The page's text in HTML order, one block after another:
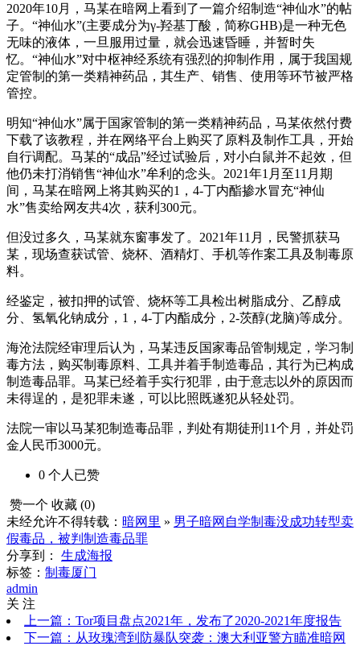
2020年10月，马某在暗网上看到了一篇介绍制造“神仙水”的帖
子。“神仙水”(主要成分为γ-羟基丁酸，简称GHB)是一种无色
无味的液体，一旦服用过量，就会迅速昏睡，并暂时失
忆。“神仙水”对中枢神经系统有强烈的抑制作用，属于我国规
定管制的第一类精神药品，其生产、销售、使用等环节被严格
管控。
明知“神仙水”属于国家管制的第一类精神药品，马某依然付费
下载了该教程，并在网络平台上购买了原料及制作工具，开始
自行调配。马某的“成品”经过试验后，对小白鼠并不起效，但
他仍未打消销售“神仙水”牟利的念头。2021年1月至11月期
间，马某在暗网上将其购买的1，4-丁内酯掺水冒充“神仙
水”售卖给网友共4次，获利300元。
但没过多久，马某就东窗事发了。2021年11月，民警抓获马
某，现场查获试管、烧杯、酒精灯、手机等作案工具及制毒原
料。
经鉴定，被扣押的试管、烧杯等工具检出树脂成分、乙醇成
分、氢氧化钠成分，1，4-丁内酯成分，2-茨醇(龙脑)等成分。
海沧法院经审理后认为，马某违反国家毒品管制规定，学习制
毒方法，购买制毒原料、工具并着手制造毒品，其行为已构成
制造毒品罪。马某已经着手实行犯罪，由于意志以外的原因而
未得逞的，是犯罪未遂，可以比照既遂犯从轻处罚。
法院一审以马某犯制造毒品罪，判处有期徒刑11个月，并处罚
金人民币3000元。
0 个人 已赞
赞一个 收藏 (0)
未经允许不得转载： 暗网里 » 男子暗网自学制毒没成功转型卖
假毒品，被判制造毒品罪
分享到：
生成海报
标签： 制毒厦门
admin
关 注
上一篇：Tor项目盘点2021年，发布了2020-2021年度报告
下一篇：从玫瑰湾到防暴队突袭：澳大利亚警方瞄准暗网